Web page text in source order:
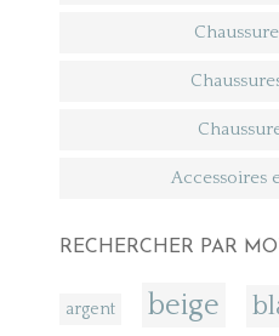
Accessoires
RECHERCHER PAR
argent beige